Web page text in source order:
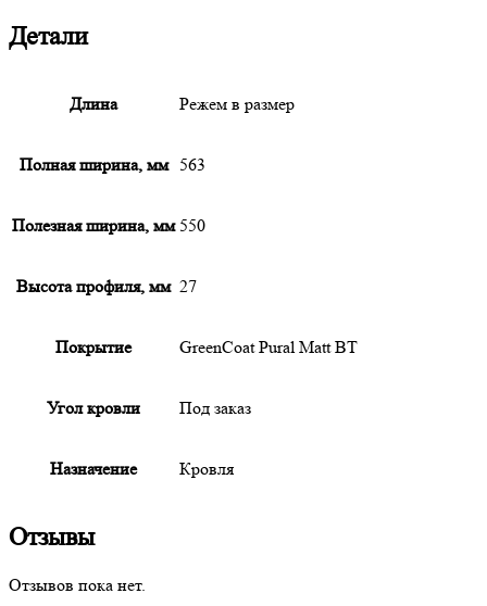
Детали
Длина Режем в размер
Полная ширина, мм 563
Полезная ширина, мм 550
Высота профиля, мм 27
Покрытие GreenCoat Pural Matt BT
Угол кровли Под заказ
Назначение Кровля
Отзывы
Отзывов пока нет.